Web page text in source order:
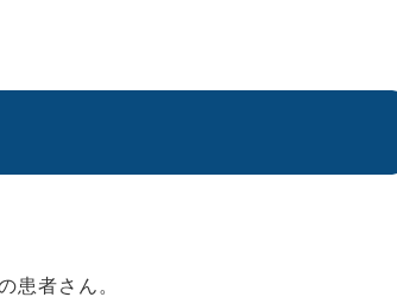
患者さん。